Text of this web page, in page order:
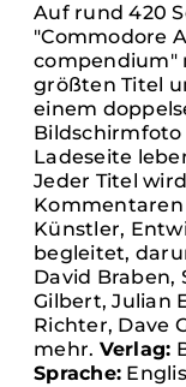
Auf rund 420
"Commodore
compendium"
größten Titel
einem
Bildschirmfoto
Ladeseite
Jeder Titel
Künstler,
begleitet,
David Braben,
Gilbert, Julian
Richter, Dave
mehr. Verlag:
Sprache: